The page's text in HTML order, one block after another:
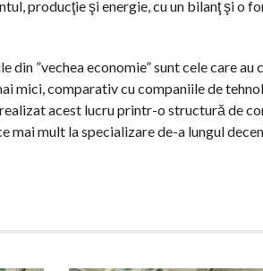
producţie şi energie, cu un bilanţ şi o
din ”vechea economie” sunt cele care au
mici, comparativ cu companiile de
acest lucru printr-o structură de
mai mult la specializare de-a lungul